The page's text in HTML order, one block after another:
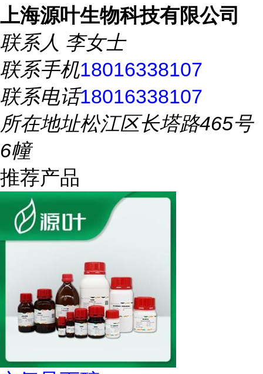
上海源叶生物科技有限公司
联系人 李女士
联系手机18016338107
联系电话18016338107
所在地址松江区长塔路465号
6幢
推荐产品